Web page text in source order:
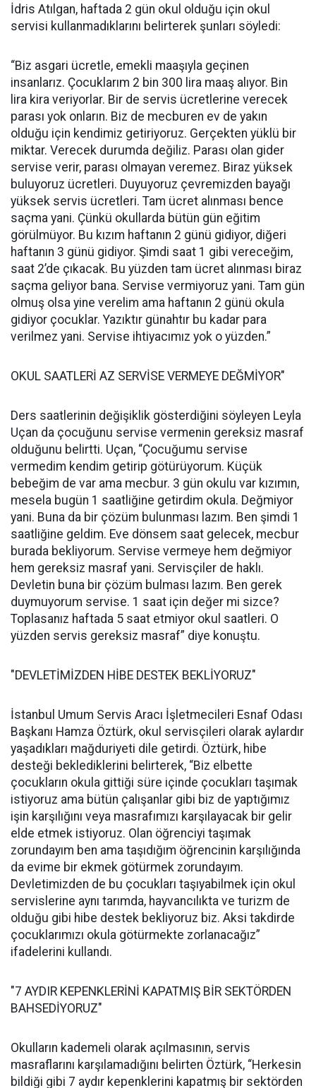
İdris Atılgan, haftada 2 gün okul olduğu için okul
servisi kullanmadıklarını belirterek şunları söyledi:
“Biz asgari ücretle, emekli maaşıyla geçinen
insanlarız. Çocuklarım 2 bin 300 lira maaş alıyor. Bin
lira kira veriyorlar. Bir de servis ücretlerine verecek
parası yok onların. Biz de mecburen ev de yakın
olduğu için kendimiz getiriyoruz. Gerçekten yüklü bir
miktar. Verecek durumda değiliz. Parası olan gider
servise verir, parası olmayan veremez. Biraz yüksek
buluyoruz ücretleri. Duyuyoruz çevremizden bayağı
yüksek servis ücretleri. Tam ücret alınması bence
saçma yani. Çünkü okullarda bütün gün eğitim
görülmüyor. Bu kızım haftanın 2 günü gidiyor, diğeri
haftanın 3 günü gidiyor. Şimdi saat 1 gibi vereceğim,
saat 2’de çıkacak. Bu yüzden tam ücret alınması biraz
saçma geliyor bana. Servise vermiyoruz yani. Tam gün
olmuş olsa yine verelim ama haftanın 2 günü okula
gidiyor çocuklar. Yazıktır günahtır bu kadar para
verilmez yani. Servise ihtiyacımız yok o yüzden.”
OKUL SAATLERİ AZ SERVİSE VERMEYE DEĞMİYOR"
Ders saatlerinin değişiklik gösterdiğini söyleyen Leyla
Uçan da çocuğunu servise vermenin gereksiz masraf
olduğunu belirtti. Uçan, “Çocuğumu servise
vermedim kendim getirip götürüyorum. Küçük
bebeğim de var ama mecbur. 3 gün okulu var kızımın,
mesela bugün 1 saatliğine getirdim okula. Değmiyor
yani. Buna da bir çözüm bulunması lazım. Ben şimdi 1
saatliğine geldim. Eve dönsem saat gelecek, mecbur
burada bekliyorum. Servise vermeye hem değmiyor
hem gereksiz masraf yani. Servisçiler de haklı.
Devletin buna bir çözüm bulması lazım. Ben gerek
duymuyorum servise. 1 saat için değer mi sizce?
Toplasanız haftada 5 saat etmiyor okul saatleri. O
yüzden servis gereksiz masraf” diye konuştu.
"DEVLETİMİZDEN HİBE DESTEK BEKLİYORUZ"
İstanbul Umum Servis Aracı İşletmecileri Esnaf Odası
Başkanı Hamza Öztürk, okul servisçileri olarak aylardır
yaşadıkları mağduriyeti dile getirdi. Öztürk, hibe
desteği beklediklerini belirterek, “Biz elbette
çocukların okula gittiği süre içinde çocukları taşımak
istiyoruz ama bütün çalışanlar gibi biz de yaptığımız
işin karşılığını veya masrafımızı karşılayacak bir gelir
elde etmek istiyoruz. Olan öğrenciyi taşımak
zorundayım ben ama taşıdığım öğrencinin karşılığında
da evime bir ekmek götürmek zorundayım.
Devletimizden de bu çocukları taşıyabilmek için okul
servislerine aynı tarımda, hayvancılıkta ve turizm de
olduğu gibi hibe destek bekliyoruz biz. Aksi takdirde
çocuklarımızı okula götürmekte zorlanacağız”
ifadelerini kullandı.
"7 AYDIR KEPENKLERİNİ KAPATMIŞ BİR SEKTÖRDEN
BAHSEDİYORUZ"
Okulların kademeli olarak açılmasının, servis
masraflarını karşılamadığını belirten Öztürk, “Herkesin
bildiği gibi 7 aydır kepenklerini kapatmış bir sektörden